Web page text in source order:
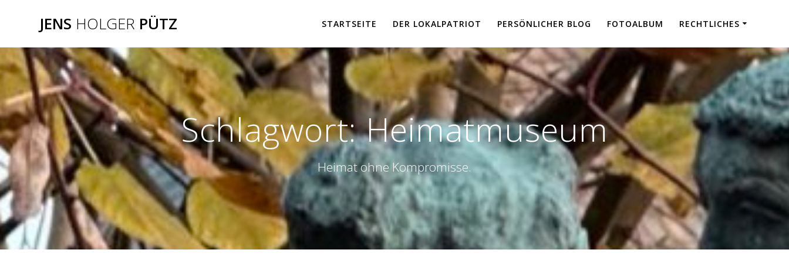
springen
JENS HOLGER PÜTZ STARTSEITE DER LOKALPATRIOT PERSÖNLICHER BLOG FOTOALBUM RECHTLICHES
Schlagwort:Heimatmuseum
Heimat ohne Kompromisse.